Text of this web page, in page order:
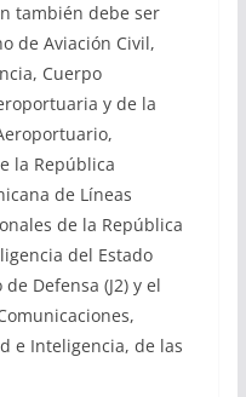
también debe ser
de Aviación Civil,
Cuerpo
y de la
la República
de Líneas
de la República
del Estado
Defensa (J2) y el
e Inteligencia, de las